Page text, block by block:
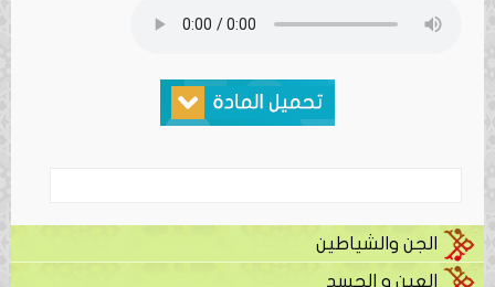
الجن والشياطين
العين و الحسد